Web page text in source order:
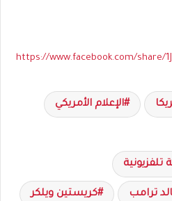
https://www.facebook.com/share/
الإعلام الأمريكي
ترامب كريستين ويلكر